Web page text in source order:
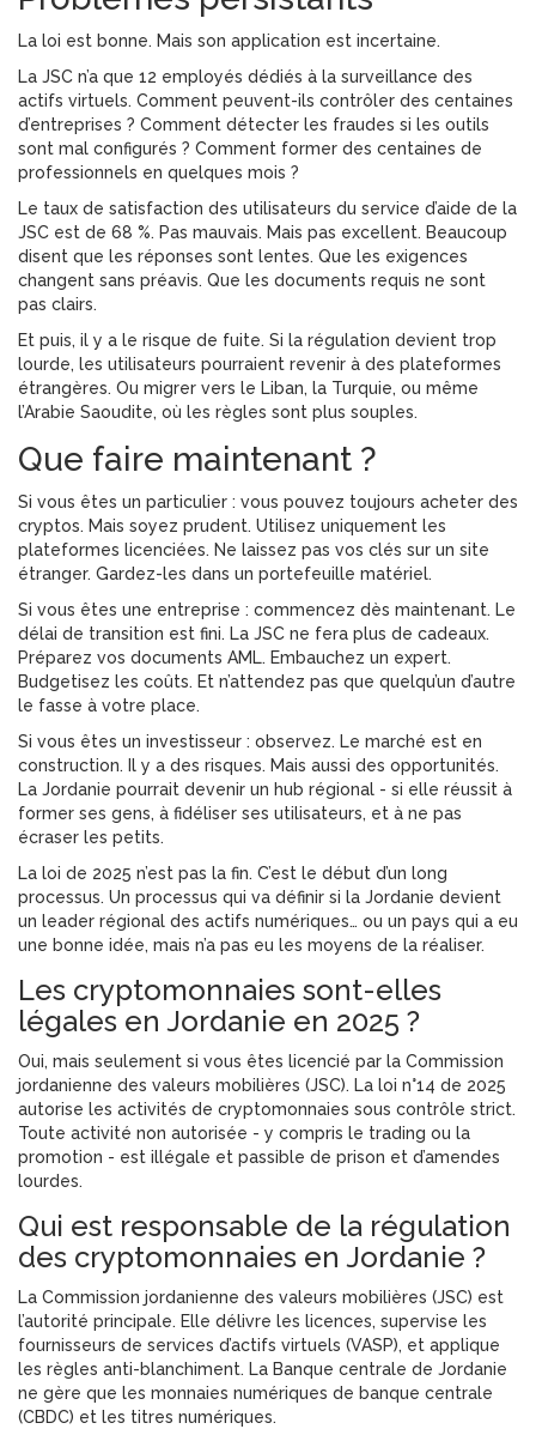
La loi est bonne. Mais son application est incertaine.
La JSC n’a que 12 employés dédiés à la surveillance des
actifs virtuels. Comment peuvent-ils contrôler des centaines
d’entreprises ? Comment détecter les fraudes si les outils
sont mal configurés ? Comment former des centaines de
professionnels en quelques mois ?
Le taux de satisfaction des utilisateurs du service d’aide de la
JSC est de 68 %. Pas mauvais. Mais pas excellent. Beaucoup
disent que les réponses sont lentes. Que les exigences
changent sans préavis. Que les documents requis ne sont
pas clairs.
Et puis, il y a le risque de fuite. Si la régulation devient trop
lourde, les utilisateurs pourraient revenir à des plateformes
étrangères. Ou migrer vers le Liban, la Turquie, ou même
l’Arabie Saoudite, où les règles sont plus souples.
Que faire maintenant ?
Si vous êtes un particulier : vous pouvez toujours acheter des
cryptos. Mais soyez prudent. Utilisez uniquement les
plateformes licenciées. Ne laissez pas vos clés sur un site
étranger. Gardez-les dans un portefeuille matériel.
Si vous êtes une entreprise : commencez dès maintenant. Le
délai de transition est fini. La JSC ne fera plus de cadeaux.
Préparez vos documents AML. Embauchez un expert.
Budgetisez les coûts. Et n’attendez pas que quelqu’un d’autre
le fasse à votre place.
Si vous êtes un investisseur : observez. Le marché est en
construction. Il y a des risques. Mais aussi des opportunités.
La Jordanie pourrait devenir un hub régional - si elle réussit à
former ses gens, à fidéliser ses utilisateurs, et à ne pas
écraser les petits.
La loi de 2025 n’est pas la fin. C’est le début d’un long
processus. Un processus qui va définir si la Jordanie devient
un leader régional des actifs numériques… ou un pays qui a eu
une bonne idée, mais n’a pas eu les moyens de la réaliser.
Les cryptomonnaies sont-elles
légales en Jordanie en 2025 ?
Oui, mais seulement si vous êtes licencié par la Commission
jordanienne des valeurs mobilières (JSC). La loi n°14 de 2025
autorise les activités de cryptomonnaies sous contrôle strict.
Toute activité non autorisée - y compris le trading ou la
promotion - est illégale et passible de prison et d’amendes
lourdes.
Qui est responsable de la régulation
des cryptomonnaies en Jordanie ?
La Commission jordanienne des valeurs mobilières (JSC) est
l’autorité principale. Elle délivre les licences, supervise les
fournisseurs de services d’actifs virtuels (VASP), et applique
les règles anti-blanchiment. La Banque centrale de Jordanie
ne gère que les monnaies numériques de banque centrale
(CBDC) et les titres numériques.